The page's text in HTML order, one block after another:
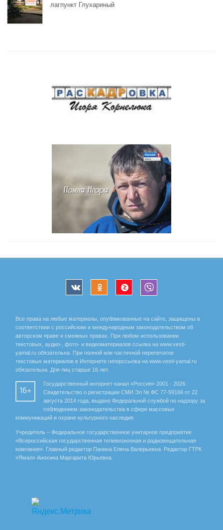
лагпункт Глухариный
Все права на любые материалы, опубликованные на сайте, защищены в
соответствии с российским и международным законодательством об
авторском праве и смежных правах. При любом использовании
текстовых, аудио-, фото- и видеоматериалов ссылка на www.vesti-
yamal.ru обязательна. При полной или частичной перепечатке
текстовых материалов в Интернете гиперссылка на www.vesti-yamal.ru
обязательна. Для лиц старше 16 лет.
16+
Государственный интернет-канал «Россия» 2001 - 2026.
Свидетельство о регистрации СМИ Эл № ФС 77-59166 от 22
августа 2014 года, выдано Федеральной службой по надзору за
соблюдением законодательства в сфере массовых
коммуникаций и охране культурного наследия.
Учредитель – Федеральное государственное унитарное предприятие
«Всероссийская государственная телевизионная и радиовещательная
компания». Главный редактор Панина Елена Валерьевна. Редактор ГТРК
«Ямал» Анохина Маргарита Юрьевна.